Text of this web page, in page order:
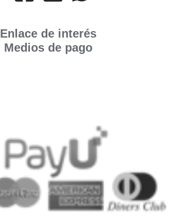
Enlace de interés
Medios de pago